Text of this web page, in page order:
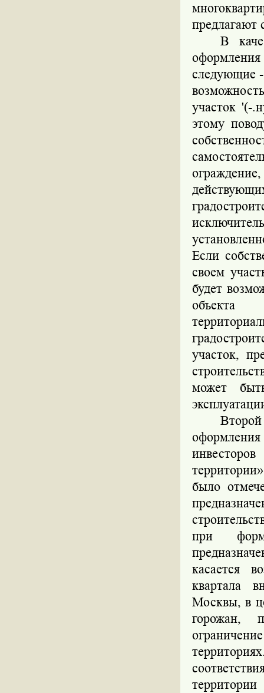
предлагают
В
следующие
участок '(-
этому
Если
своем
будет
объекта
участок,
может
было
при
касается
квартала
Москвы, в
горожан,